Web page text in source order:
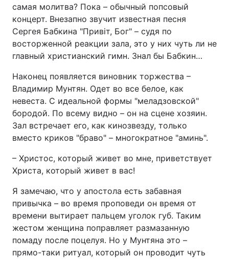
самая молитва? Пока – обычный попсовый
концерт. Внезапно звучит известная песня
Сергея Бабкина "Привіт, Бог" – судя по
восторженной реакции зала, это у них чуть ли не
главный христианский гимн. Знал бы Бабкин…
Наконец появляется виновник торжества –
Владимир Мунтян. Одет во все белое, как
невеста. С идеальной формы "меладзовской"
бородой. По всему видно – он на сцене хозяин.
Зал встречает его, как кинозвезду, только
вместо криков "браво" – многократное "аминь".
– Христос, который живет во мне, приветствует
Христа, который живет в вас!
Я замечаю, что у апостола есть забавная
привычка – во время проповеди он время от
времени вытирает пальцем уголок губ. Таким
жестом женщина поправляет размазанную
помаду после поцелуя. Но у Мунтяна это –
прямо-таки ритуал, который он проводит чуть